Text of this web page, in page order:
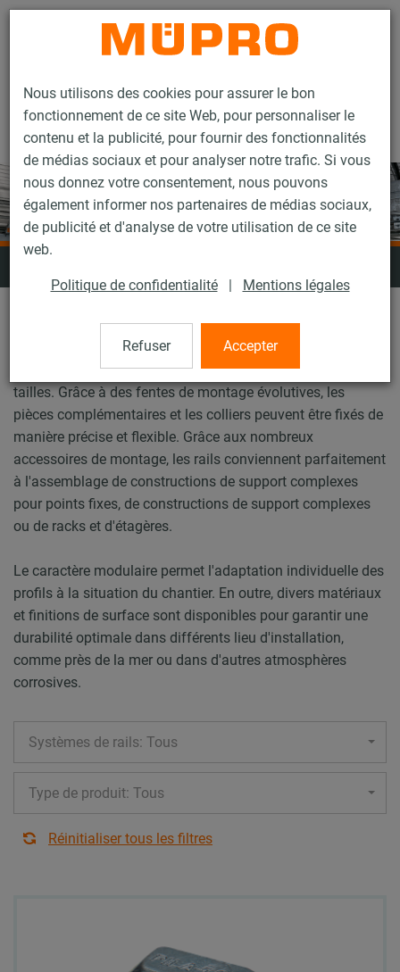
Nous utilisons des cookies pour assurer le bon
fonctionnement de ce site Web, pour personnaliser le
contenu et la publicité, pour fournir des fonctionnalités
de médias sociaux et pour analyser notre trafic. Si vous
nous donnez votre consentement, nous pouvons
également informer nos partenaires de médias sociaux,
de publicité et d'analyse de votre utilisation de ce site
web.
Politique de confidentialité | Mentions légales
Refuser Accepter
Contact
Les systèmes de rails d'installation MPC et MPR
permettent de fixer des tuyaux ou des conduites d'aération
en fonction de la charge grâce à des profilés de différentes
tailles. Grâce à des fentes de montage évolutives, les
pièces complémentaires et les colliers peuvent être fixés de
manière précise et flexible. Grâce aux nombreux
accessoires de montage, les rails conviennent parfaitement
à l'assemblage de constructions de support complexes
pour points fixes, de constructions de support complexes
ou de racks et d'étagères.
Le caractère modulaire permet l'adaptation individuelle des
profils à la situation du chantier. En outre, divers matériaux
et finitions de surface sont disponibles pour garantir une
durabilité optimale dans différents lieu d'installation,
comme près de la mer ou dans d'autres atmosphères
corrosives.
Systèmes de rails: Tous
Type de produit: Tous
Réinitialiser tous les filtres